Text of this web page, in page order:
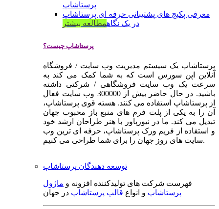
پرستاشاپ
معرفی پکیج های پشتیبانی حرفه ای پرستاشاپ
در یک نگاهمطالعه بیشتر
پرستاشاپ چیست؟
پرستاشاپ یک سیستم مدیریت وب سایت / فروشگاه
آنلاین اپن سورس است که به شما کمک می کند به
سرعت یک وب سایت فروشگاهی / شرکتی داشته
باشید. در حال حاضر بیش از 300000 وب سایت فعال
از پرستاشاپ استفاده می کنند. هسته قوی پرستاشاپ،
آن را به یکی از پلت فرم های منبع باز محبوب جهان
تبدیل می کند. ما در نیوزپاور با هنر طراحان ارشد خود
و استفاده از فریم ورک پرستاشاپ، حرفه ای ترین وب
سایت های روز جهان را برای شما طراحی می کنیم.
توسعه دهندگان پرستاشاپ
فهرست شرکت های تولیدکننده افزونه و ماژول
پرستاشاپ و انواع قالب پرستاشاپ در جهان